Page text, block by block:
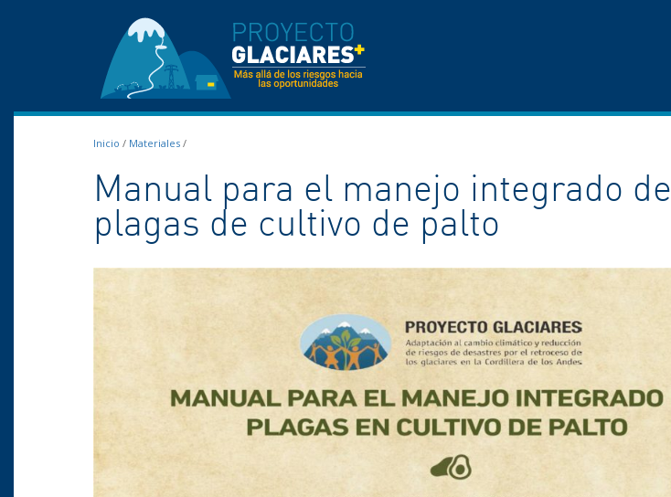
Inicio / Materiales /
Manual para el manejo integrado de
plagas de cultivo de palto